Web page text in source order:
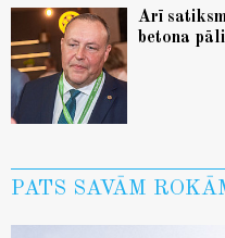
Arī
betona
PATS SAVĀM